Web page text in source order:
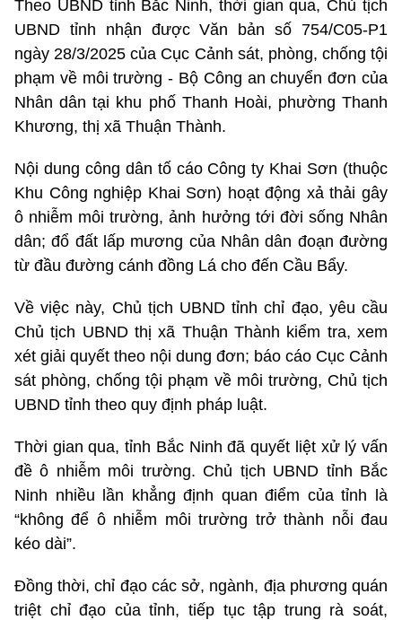
Theo UBND tỉnh Bắc Ninh, thời gian qua, Chủ tịch
UBND tỉnh nhận được Văn bản số 754/C05-P1
ngày 28/3/2025 của Cục Cảnh sát, phòng, chống tội
phạm về môi trường - Bộ Công an chuyển đơn của
Nhân dân tại khu phố Thanh Hoài, phường Thanh
Khương, thị xã Thuận Thành.
Nội dung công dân tố cáo Công ty Khai Sơn (thuộc
Khu Công nghiệp Khai Sơn) hoạt động xả thải gây
ô nhiễm môi trường, ảnh hưởng tới đời sống Nhân
dân; đổ đất lấp mương của Nhân dân đoạn đường
từ đầu đường cánh đồng Lá cho đến Cầu Bẩy.
Về việc này, Chủ tịch UBND tỉnh chỉ đạo, yêu cầu
Chủ tịch UBND thị xã Thuận Thành kiểm tra, xem
xét giải quyết theo nội dung đơn; báo cáo Cục Cảnh
sát phòng, chống tội phạm về môi trường, Chủ tịch
UBND tỉnh theo quy định pháp luật.
Thời gian qua, tỉnh Bắc Ninh đã quyết liệt xử lý vấn
đề ô nhiễm môi trường. Chủ tịch UBND tỉnh Bắc
Ninh nhiều lần khẳng định quan điểm của tỉnh là
“không để ô nhiễm môi trường trở thành nỗi đau
kéo dài”.
Đồng thời, chỉ đạo các sở, ngành, địa phương quán
triệt chỉ đạo của tỉnh, tiếp tục tập trung rà soát,